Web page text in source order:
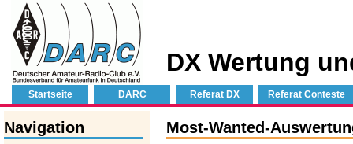
DX Wertung
Startseite DARC Referat DX Referat Conteste
Navigation Most-Wanted-